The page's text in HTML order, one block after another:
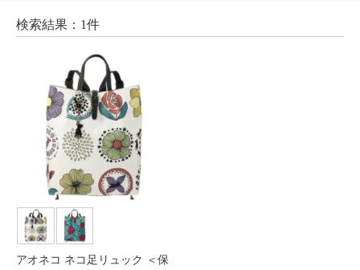
検索結果：1件
アオネコ ネコ足リュック ＜保